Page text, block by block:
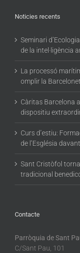
Noticies recents
Seminari
de la intel·ligència
La processó
omplir la
Càritas Barcelona
dispositiu
Curs d’estiu:
de l’Església
Sant Cristòfol
tradicional
Contacte
Parròquia de Sant
C/Sant Pau, 101